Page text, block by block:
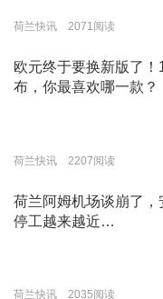
荷兰快讯 2071阅读
欧元终于要换新版了！
布，你最喜欢哪一款？
荷兰快讯 2207阅读
荷兰阿姆机场谈崩了，
停工越来越近…
荷兰快讯 2035阅读